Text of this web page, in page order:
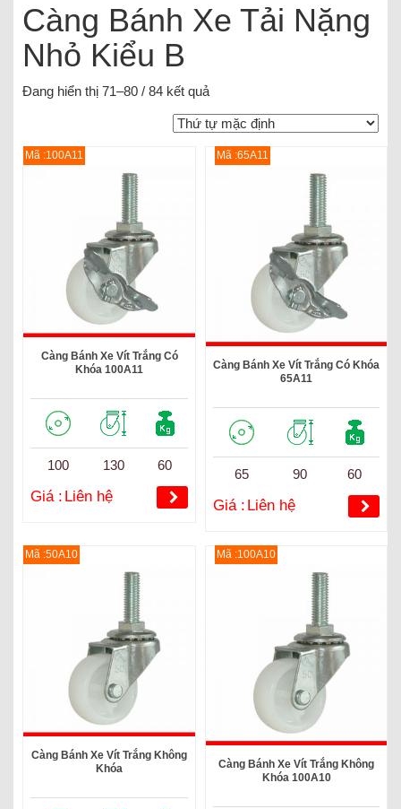
Càng Bánh Xe Tải Nặng
Nhỏ Kiểu B
Đang hiển thị 71–80 / 84 kết quả
Mã :100A11
Càng Bánh Xe Vít Trắng Có
Khóa 100A11
100 130 60
Giá : Liên hệ
Mã :65A11
Càng Bánh Xe Vít Trắng Có Khóa
65A11
65 90 60
Giá : Liên hệ
Mã :50A10
Càng Bánh Xe Vít Trắng Không
Khóa
Mã :100A10
Càng Bánh Xe Vít Trắng Không
Khóa 100A10